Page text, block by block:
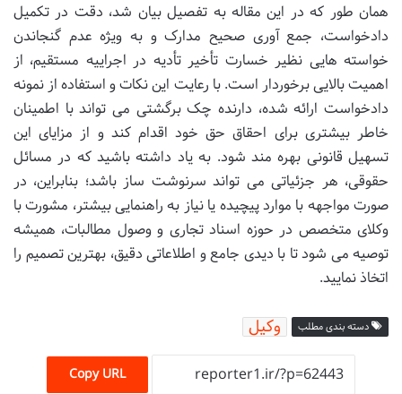
همان طور که در این مقاله به تفصیل بیان شد، دقت در تکمیل
دادخواست، جمع آوری صحیح مدارک و به ویژه عدم گنجاندن
خواسته هایی نظیر خسارت تأخیر تأدیه در اجراییه مستقیم، از
اهمیت بالایی برخوردار است. با رعایت این نکات و استفاده از نمونه
دادخواست ارائه شده، دارنده چک برگشتی می تواند با اطمینان
خاطر بیشتری برای احقاق حق خود اقدام کند و از مزایای این
تسهیل قانونی بهره مند شود. به یاد داشته باشید که در مسائل
حقوقی، هر جزئیاتی می تواند سرنوشت ساز باشد؛ بنابراین، در
صورت مواجهه با موارد پیچیده یا نیاز به راهنمایی بیشتر، مشورت با
وکلای متخصص در حوزه اسناد تجاری و وصول مطالبات، همیشه
توصیه می شود تا با دیدی جامع و اطلاعاتی دقیق، بهترین تصمیم را
اتخاذ نمایید.
دسته بندی مطلب وکیل
Copy URL